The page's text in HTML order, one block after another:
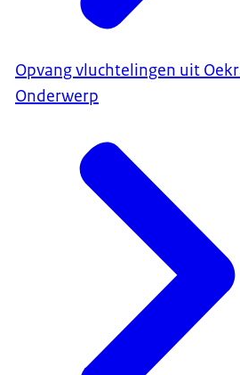
Opvang vluchtelingen uit
Onderwerp